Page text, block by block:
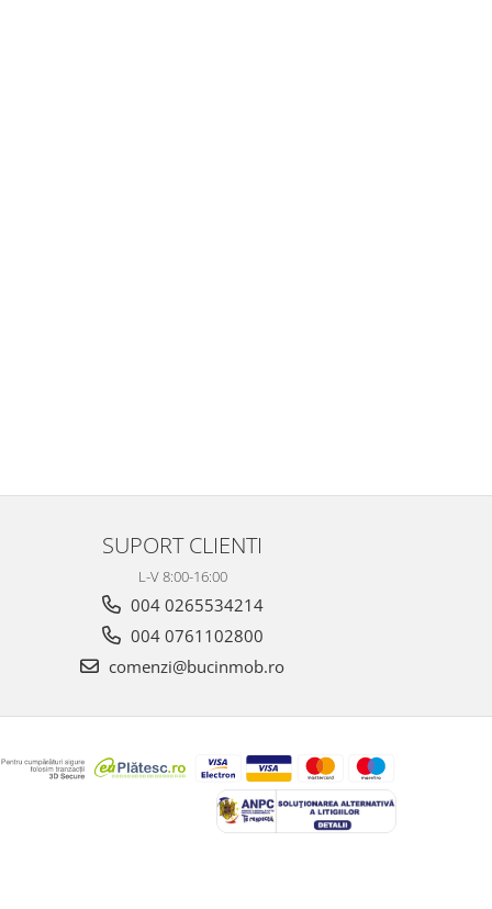
SUPORT CLIENTI
L-V 8:00-16:00
004 0265534214
004 0761102800
comenzi@bucinmob.ro